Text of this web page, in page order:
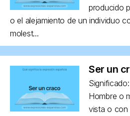
producido
o el alejamiento de un individuo
molest...
Ser un
Hombre o
vista o con